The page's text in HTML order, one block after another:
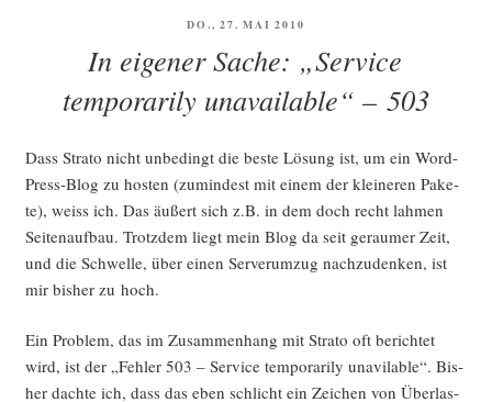
VERÖFFENTLICHT
DO., 27. MAI 2010
In eigener Sache: „Service
temporarily unavailable“ – 503
Dass Stra­to nicht unbe­dingt die bes­te Lösung ist, um ein Word­
Press-Blog zu hos­ten (zumin­dest mit einem der klei­ne­ren Pake­
te), weiss ich. Das äußert sich z.B. in dem doch recht lah­men
Sei­ten­auf­bau. Trotz­dem liegt mein Blog da seit gerau­mer Zeit,
und die Schwel­le, über einen Ser­ver­um­zug nach­zu­den­ken, ist
mir bis­her zu hoch.
Ein Pro­blem, das im Zusam­men­hang mit Stra­to oft berich­tet
wird, ist der „Feh­ler 503 – Ser­vice tem­po­r­a­ri­ly unavilable“. Bis­
her dach­te ich, dass das eben schlicht ein Zei­chen von Über­las­